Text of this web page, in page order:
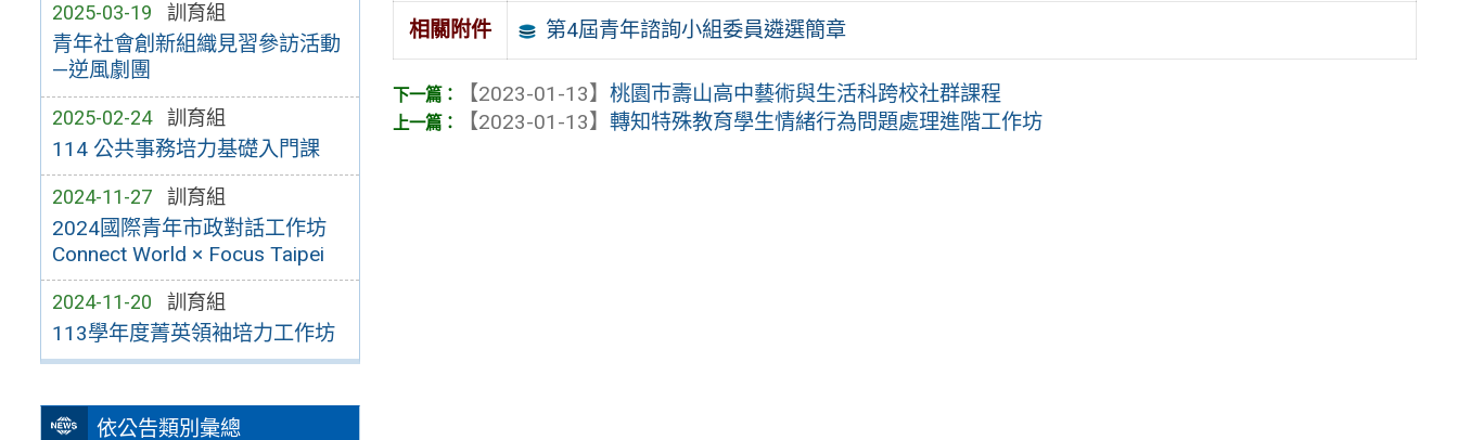
2025-03-19 訓育組
青年社會創新組織見習參訪活動
—逆風劇團
2025-02-24 訓育組
114 公共事務培力基礎入門課
2024-11-27 訓育組
2024國際青年市政對話工作坊
Connect World × Focus Taipei
2024-11-20 訓育組
113學年度菁英領袖培力工作坊
依公告類別彙總
相關附件 第4屆青年諮詢小組委員遴選簡章
【2023-01-13】桃園巿壽山高中藝術與生活科跨校社群課程
【2023-01-13】轉知特殊教育學生情緒行為問題處理進階工作坊